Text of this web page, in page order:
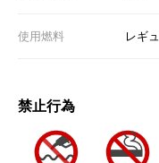
使用燃料 レギ
禁止行為